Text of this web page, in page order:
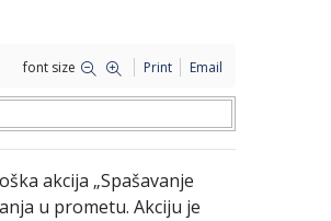
font size Print Email
akcija „Spašavanje
u prometu. Akciju je